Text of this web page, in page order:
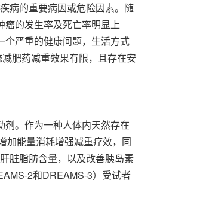
病的重要病因或危险因素。随
的发生率及死亡率明显上
个严重的健康问题，生活方式
肥药减重效果有限，且存在安
。作为一种人体内天然存在
加能量消耗增强减重疗效，同
脏脂肪含量，以及改善胰岛素
2和DREAMS-3）受试者